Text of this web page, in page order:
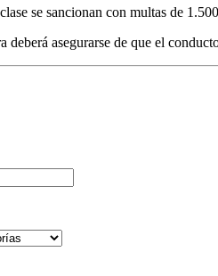
se sancionan con multas de
deberá asegurarse de que el